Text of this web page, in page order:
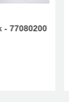
77080200